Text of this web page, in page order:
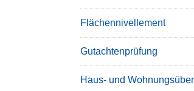
Flächennivellement
Gutachtenprüfung
Haus- und